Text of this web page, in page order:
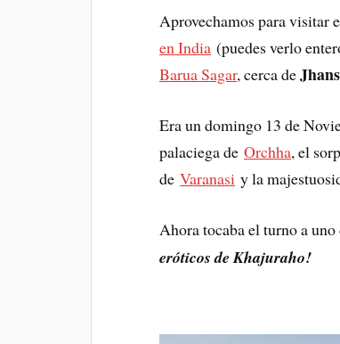
Aprovechamos para visitar
en India (puedes verlo
Barua Sagar, cerca de
Era un domingo 13 de
palaciega deOrchha, el
deVaranasi y la
Ahora tocaba el turno a
eróticos de Khajuraho!